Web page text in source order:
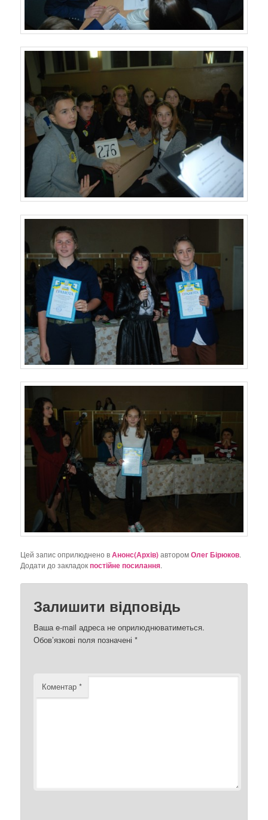
Цей запис оприлюднено вАнонс(Архів)авторомОлег Бірюков.
Додати до закладокпостійне посилання.
Залишити відповідь
Ваша e-mail адреса не оприлюднюватиметься.
Обов’язкові поля позначені*
Коментар*